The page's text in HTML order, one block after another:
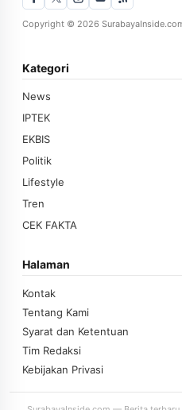
Copyright © 2026
Kategori
News
IPTEK
EKBIS
Politik
Lifestyle
Tren
CEK FAKTA
Halaman
Kontak
Tentang Kami
Syarat dan Ketentuan
Tim Redaksi
Kebijakan Privasi